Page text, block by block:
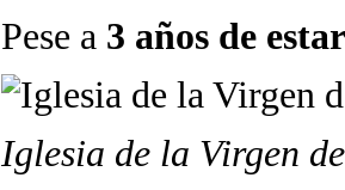
Pese a 3 años de
Iglesia de la Virgen